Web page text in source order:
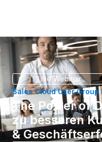
Live Webinar
Sales Cloud User Group
The Power of
zu besseren
&